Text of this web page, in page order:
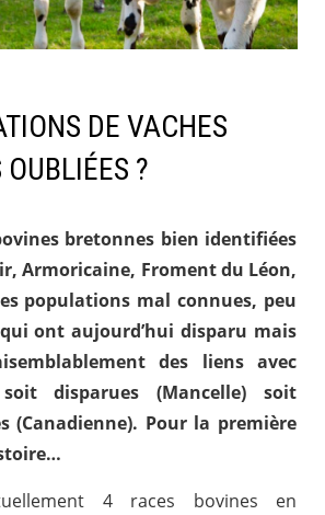
DE VACHES
?
bretonnes bien identifiées
Armoricaine, Froment du Léon,
populations mal connues, peu
ont aujourd’hui disparu mais
des liens avec
disparues (Mancelle) soit
(Canadienne). Pour la première
4 races bovines en